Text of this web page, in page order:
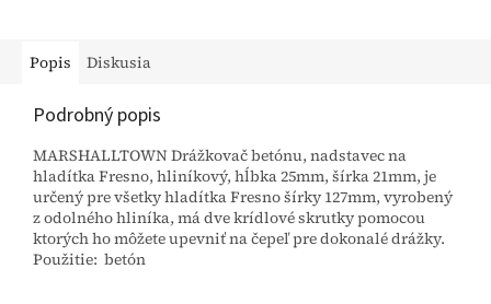
Popis Diskusia
Podrobný popis
MARSHALLTOWN Drážkovač betónu, nadstavec na
hladítka Fresno, hliníkový, hĺbka 25mm, šírka 21mm, je
určený pre všetky hladítka Fresno šírky 127mm, vyrobený
z odolného hliníka, má dve krídlové skrutky pomocou
ktorých ho môžete upevniť na čepeľ pre dokonalé drážky.
Použitie: betón